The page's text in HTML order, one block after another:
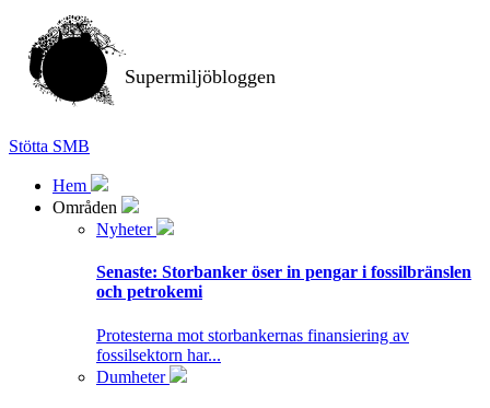
Supermiljöbloggen
Stötta SMB
Hem
Områden
Nyheter
Senaste: Storbanker öser in pengar i fossilbränslen
och petrokemi
Protesterna mot storbankernas finansiering av
fossilsektorn har...
Dumheter